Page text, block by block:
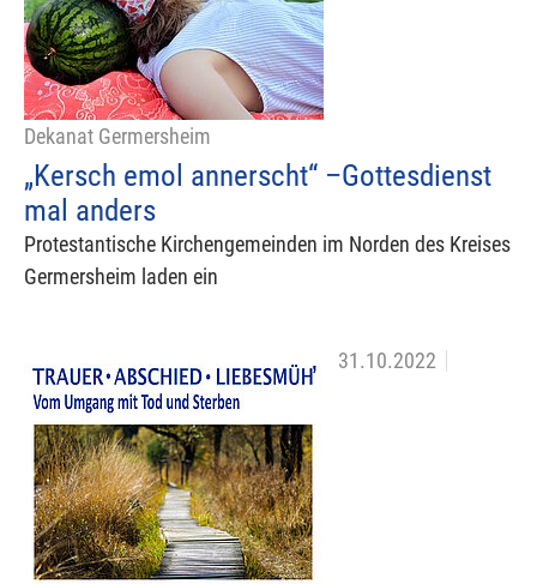
Dekanat Germersheim
„Kersch emol annerscht“ –Gottesdienst
mal anders
Protestantische Kirchengemeinden im Norden des Kreises
Germersheim laden ein
31.10.2022